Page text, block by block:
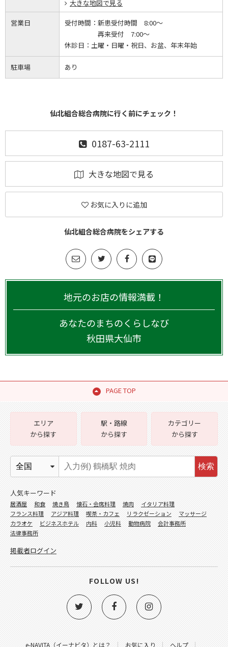
大きな地図で見る
営業日 受付時間： 新患受付時間 8:00～
再来受付 7:00～
休診日： 土曜・日曜・祝日、お盆、年末年始
駐車場 あり
仙北組合総合病院に行く前にチェック！
0187-63-2111
大きな地図で見る
お気に入りに追加
仙北組合総合病院をシェアする
地元のお店の情報満載！
あなたのまちのくらしなび
秋田県大仙市
PAGE TOP
e-NAVITA（イーナビタ）とは？ お気に入り ヘルプ
エリア
から探す
駅・路線
から探す
カテゴリー
から探す
検索
人気キーワード
居酒屋 和食 焼き鳥 懐石・会席料理 焼肉
イタリア料理
フランス料理
アジア料理 喫茶・カフェ リラクゼーション
マッサージ
カラオケ
ビジネスホテル 内科 小児科 動物病院
会計事務所
法律事務所
掲載者ログイン
FOLLOW US!